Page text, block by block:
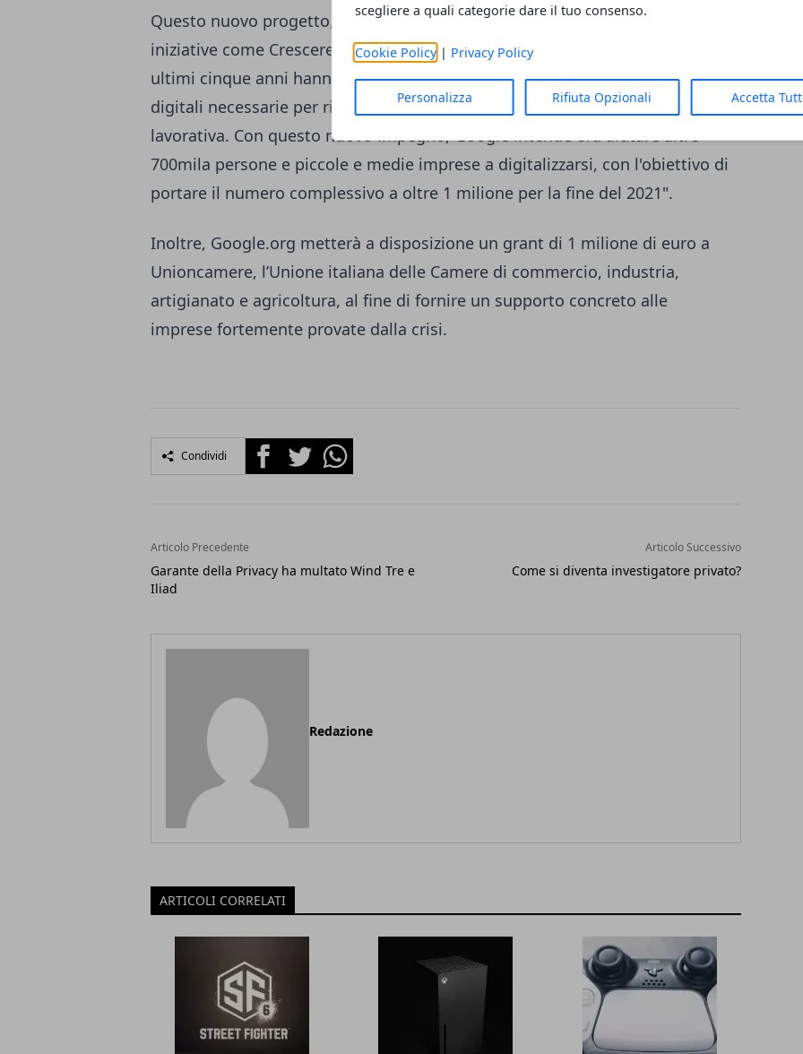
scegliere a quali categorie dare il tuo consenso.
Cookie Policy| Privacy Policy
Personalizza Rifiuta Opzionali Accetta
Questo nuovo progetto, aggiunge la società, "trae forza dal successo di
iniziative come Crescere in Digitale e Google Digital Training, che negli
ultimi cinque anni hanno aiutato 500mila persone a ottenere le competenze
digitali necessarie per rilanciare un'attività o migliorare la propria carriera
lavorativa. Con questo nuovo impegno, Google intende ora aiutare altre
700mila persone e piccole e medie imprese a digitalizzarsi, con l'obiettivo di
portare il numero complessivo a oltre 1 milione per la fine del 2021".
Inoltre, Google.org metterà a disposizione un grant di 1 milione di euro a
Unioncamere, l’Unione italiana delle Camere di commercio, industria,
artigianato e agricoltura, al fine di fornire un supporto concreto alle
imprese fortemente provate dalla crisi.
Condividi FacebookTwitterWhatsapp
Articolo Precedente
Garante della Privacy ha multato Wind Tre e
Iliad
Articolo Successivo
Come si diventa investigatore privato?
Redazione
ARTICOLI CORRELATI